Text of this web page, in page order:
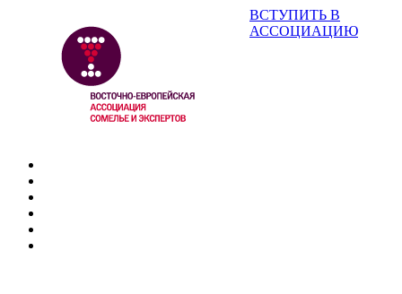
ВСТУПИТЬ В
АССОЦИАЦИЮ